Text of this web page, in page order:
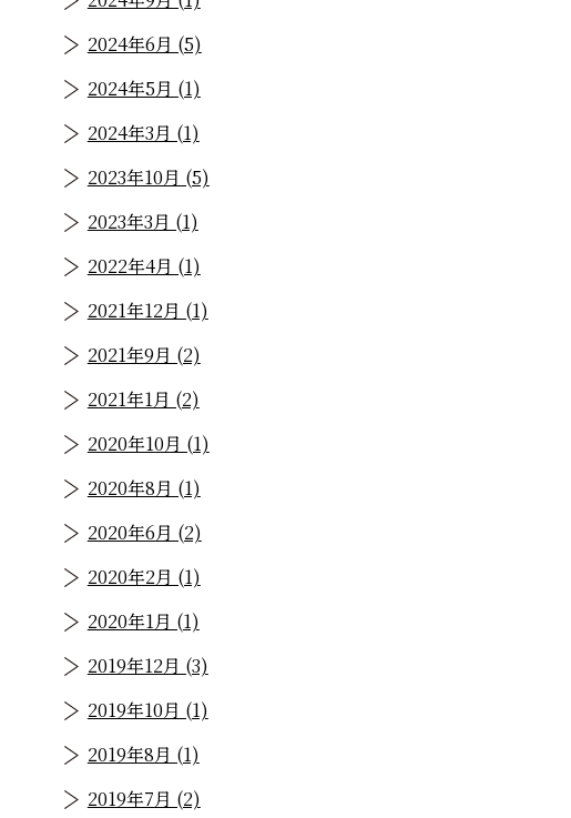
2024年6月 (5)
2024年5月 (1)
2024年3月 (1)
2023年10月 (5)
2023年3月 (1)
2022年4月 (1)
2021年12月 (1)
2021年9月 (2)
2021年1月 (2)
2020年10月 (1)
2020年8月 (1)
2020年6月 (2)
2020年2月 (1)
2020年1月 (1)
2019年12月 (3)
2019年10月 (1)
2019年8月 (1)
2019年7月 (2)